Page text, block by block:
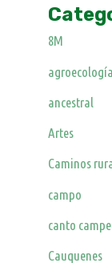
8M
agroecología
ancestral
Artes
Caminos
campo
canto
Cauquenes